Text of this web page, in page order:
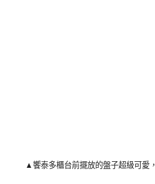
▲ 饗泰多櫃台前擺放的盤子超級可愛，